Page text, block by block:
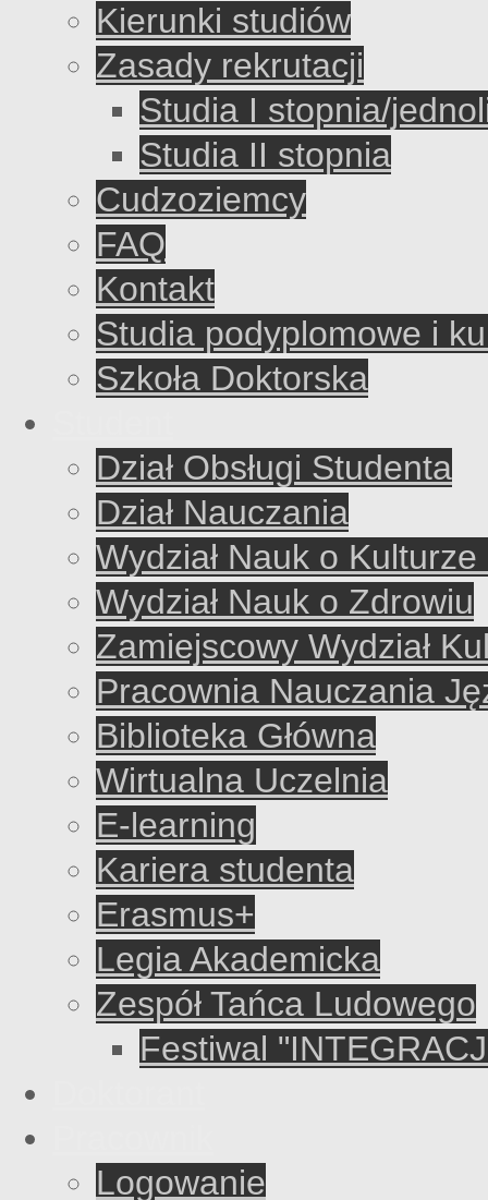
Kierunki studiów
Zasady rekrutacji
Studia I stopnia/
Studia II stopnia
Cudzoziemcy
FAQ
Kontakt
Studia podyplomowe i
Szkoła Doktorska
Dział Obsługi Studenta
Dział Nauczania
Wydział Nauk o
Wydział Nauk o Zdrowiu
Zamiejscowy Wydział
Pracownia Nauczania
Biblioteka Główna
Wirtualna Uczelnia
E-learning
Kariera studenta
Erasmus+
Legia Akademicka
Zespół Tańca Ludowego
Festiwal
Logowanie